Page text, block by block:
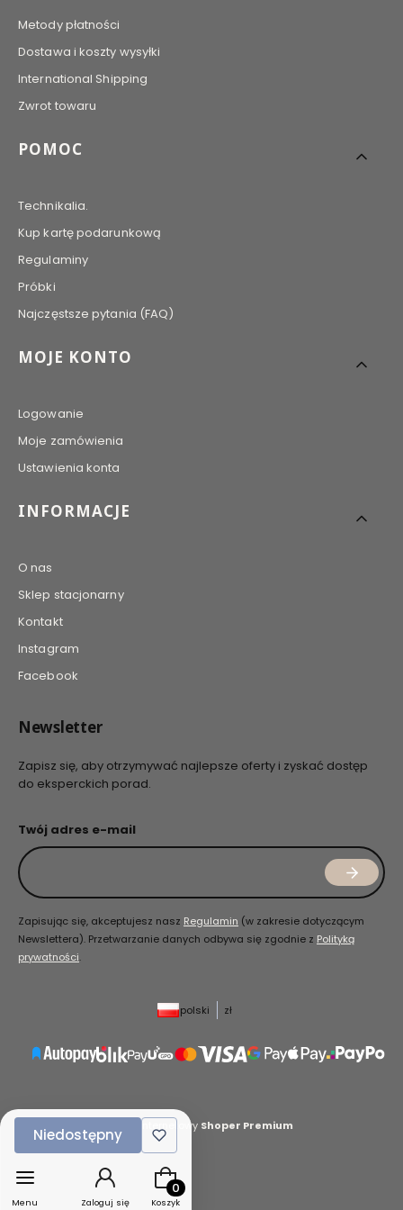
Metody płatności
Dostawa i koszty wysyłki
International Shipping
Zwrot towaru
POMOC
Technikalia.
Kup kartę podarunkową
Regulaminy
Próbki
Najczęstsze pytania (FAQ)
MOJE KONTO
Logowanie
Moje zamówienia
Ustawienia konta
INFORMACJE
O nas
Sklep stacjonarny
Kontakt
Instagram
Facebook
Newsletter
Zapisz się, aby otrzymywać najlepsze oferty i zyskać dostęp
do eksperckich porad.
Twój adres e-mail
Zapisując się, akceptujesz nasz Regulamin (w zakresie dotyczącym
Newslettera). Przetwarzanie danych odbywa się zgodnie z Polityką
prywatności.
polski zł
Sklep internetowy Shoper Premium
Niedostępny
Menu Zaloguj się
Produkty w koszyku: 0. Zobacz
Koszyk